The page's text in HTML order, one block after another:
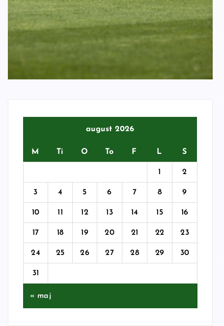
august 2026
M Ti O To F L S
1 2
3 4 5 6 7 8 9
10 11 12 13 14 15 16
17 18 19 20 21 22 23
24 25 26 27 28 29 30
31
« maj